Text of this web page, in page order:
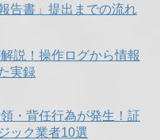
告書」提出までの流れ
説！操作ログから情報
実録
・背任行為が発生！証
ック業者10選